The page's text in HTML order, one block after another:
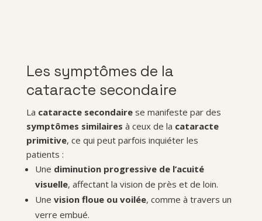
Les symptômes de la
cataracte secondaire
La cataracte secondairese manifeste par des
symptômes similaires à ceux de la cataracte
primitive, ce qui peut parfois inquiéter les
patients :
Une diminution progressive de l’acuité
visuelle, affectant la vision de près et de loin.
Une vision floue ou voilée, comme à travers un
verre embué.